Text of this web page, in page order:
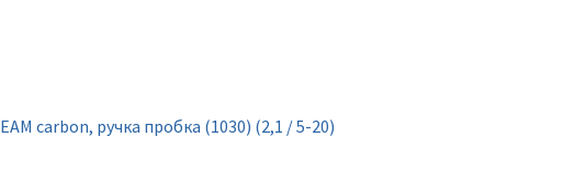
carbon, ручка пробка (1030) (2,1 / 5-20)